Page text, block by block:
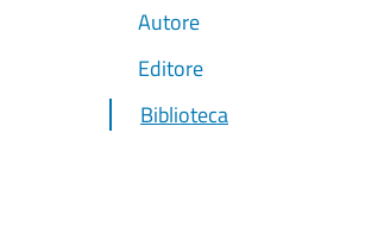
Autore
Editore
Biblioteca